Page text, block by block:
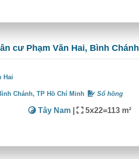
cư Phạm Văn Hai, Bình Chánh
Hai
Chánh,TP Hồ Chí Minh Sổ hồng
Tây Nam| 5x22=113 m²